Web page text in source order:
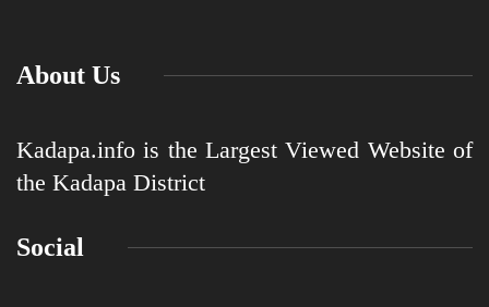
About Us
Kadapa.info is the Largest Viewed Website of
the Kadapa District
Social